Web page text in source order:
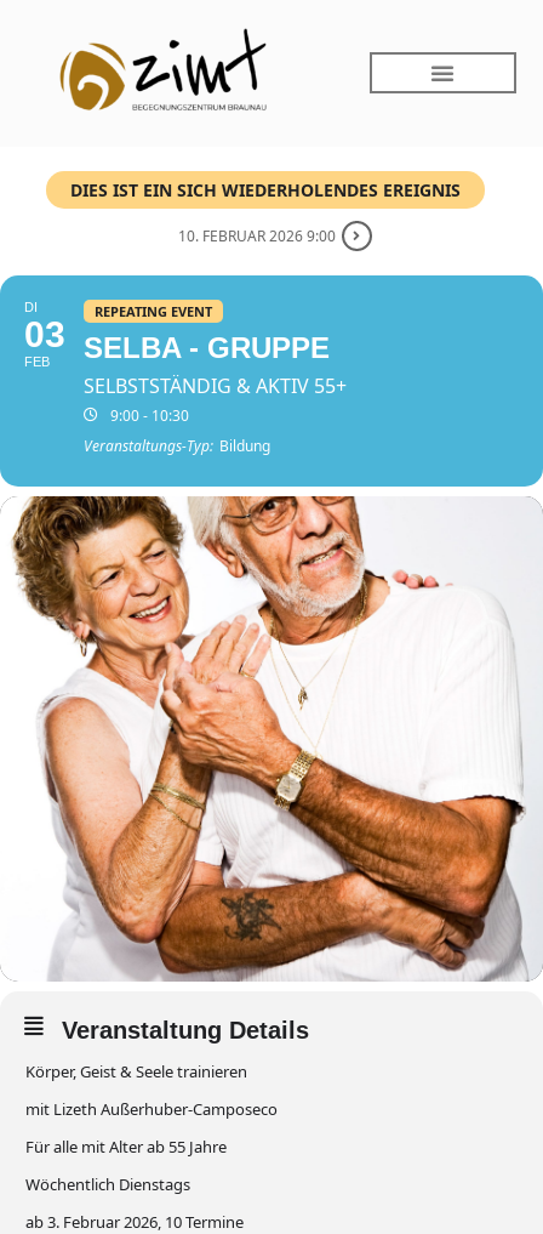
DIES IST EIN SICH WIEDERHOLENDES EREIGNIS
10. FEBRUAR 2026 9:00
DI
03
FEB
REPEATING EVENT
SELBA - GRUPPE
SELBSTSTÄNDIG & AKTIV 55+
9:00 - 10:30
Veranstaltungs-Typ: Bildung
Veranstaltung Details
Körper, Geist & Seele trainieren
mit Lizeth Außerhuber-Camposeco
Für alle mit Alter ab 55 Jahre
Wöchentlich Dienstags
ab 3. Februar 2026, 10 Termine